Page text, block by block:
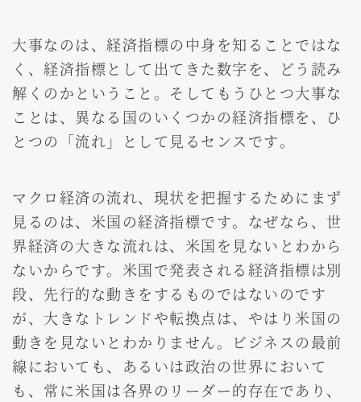
大事なのは、経済指標の中身を知ることではな
く、経済指標として出てきた数字を、どう読み
解くのかということ。そしてもうひとつ大事な
ことは、異なる国のいくつかの経済指標を、ひ
とつの「流れ」として見るセンスです。
マクロ経済の流れ、現状を把握するためにまず
見るのは、米国の経済指標です。なぜなら、世
界経済の大きな流れは、米国を見ないとわから
ないからです。米国で発表される経済指標は別
段、先行的な動きをするものではないのです
が、大きなトレンドや転換点は、やはり米国の
動きを見ないとわかりません。ビジネスの最前
線においても、あるいは政治の世界において
も、常に米国は各界のリーダー的存在であり、